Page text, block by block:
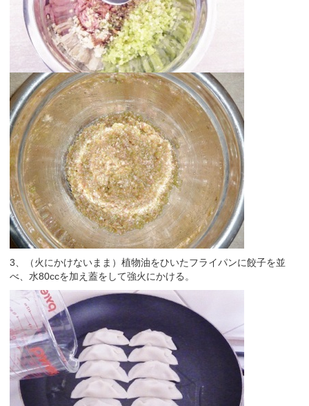
3、（火にかけないまま）植物油をひいたフライパンに餃子を並
べ、水80ccを加え蓋をして強火にかける。